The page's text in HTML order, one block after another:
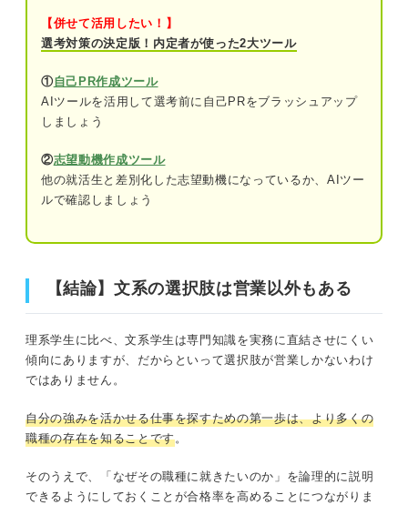
⑬ドライバー
⑮施工管理
⑰記者・ライター
⑱Webデザイナー
⑲地方公務員
㉑NPO・NGO職員
なぜ文系学生は営業に配属されやすい？
②業務で専門知識を求められないから
③そもそも営業のニーズが高いから
【併せて活用したい！】
選考対策の決定版！内定者が使った2大ツール
①自己PR作成ツール
AIツールを活用して選考前に自己PRをブラッシュアップ
しましょう
②志望動機作成ツール
他の就活生と差別化した志望動機になっているか、AIツー
ルで確認しましょう
【結論】文系の選択肢は営業以外もある
理系学生に比べ、文系学生は専門知識を実務に直結させにくい
傾向にありますが、だからといって選択肢が営業しかないわけ
ではありません。
自分の強みを活かせる仕事を探すための第一歩は、より多くの
職種の存在を知ることです。
そのうえで、「なぜその職種に就きたいのか」を論理的に説明
できるようにしておくことが合格率を高めることにつながりま